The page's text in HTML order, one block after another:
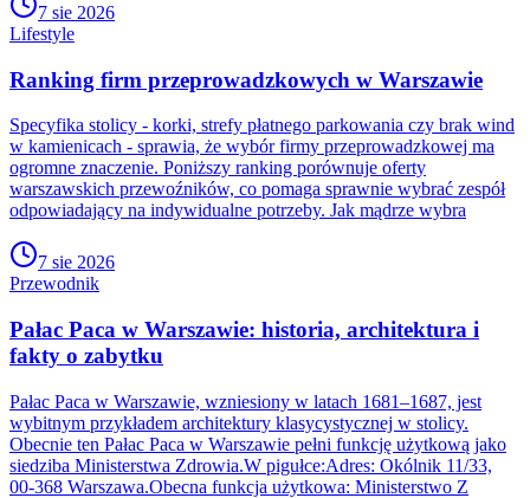
7 sie 2026
Lifestyle
Ranking firm przeprowadzkowych w Warszawie
Specyfika stolicy - korki, strefy płatnego parkowania czy brak wind
w kamienicach - sprawia, że wybór firmy przeprowadzkowej ma
ogromne znaczenie. Poniższy ranking porównuje oferty
warszawskich przewoźników, co pomaga sprawnie wybrać zespół
odpowiadający na indywidualne potrzeby. Jak mądrze wybra
7 sie 2026
Przewodnik
Pałac Paca w Warszawie: historia, architektura i
fakty o zabytku
Pałac Paca w Warszawie, wzniesiony w latach 1681–1687, jest
wybitnym przykładem architektury klasycystycznej w stolicy.
Obecnie ten Pałac Paca w Warszawie pełni funkcję użytkową jako
siedziba Ministerstwa Zdrowia.W pigułce:Adres: Okólnik 11/33,
00-368 Warszawa.Obecna funkcja użytkowa: Ministerstwo Z